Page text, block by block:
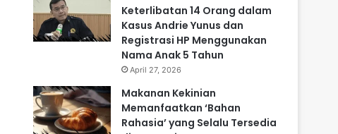
Keterlibatan 14 Orang dalam
Kasus Andrie Yunus dan
Registrasi HP Menggunakan
Nama Anak 5 Tahun
April 27, 2026
Makanan Kekinian
Memanfaatkan ‘Bahan
Rahasia’ yang Selalu Tersedia